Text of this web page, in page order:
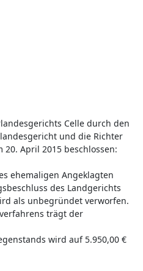
Celle durch den
und die Richter
April 2015 beschlossen:
ehemaligen Angeklagten
des Landgerichts
als unbegründet verworfen.
trägt der
wird auf 5.950,00 €